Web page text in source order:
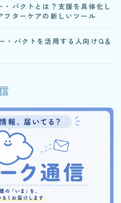
・パクトとは？支援を具体化し
フターケアの新しいツール
・パクトを活用する人向けQ＆